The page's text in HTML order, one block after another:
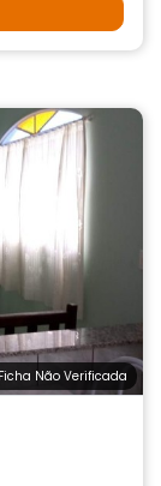
Ficha Não Verificada